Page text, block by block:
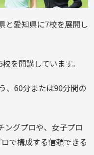
と愛知県に7校を展開し
を開講しています。
、60分または90分間の
ングプロや、女子プロ
で構成する信頼できる